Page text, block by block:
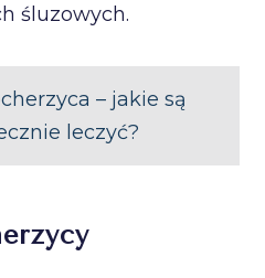
śluzowych.
– jakie są
leczyć?